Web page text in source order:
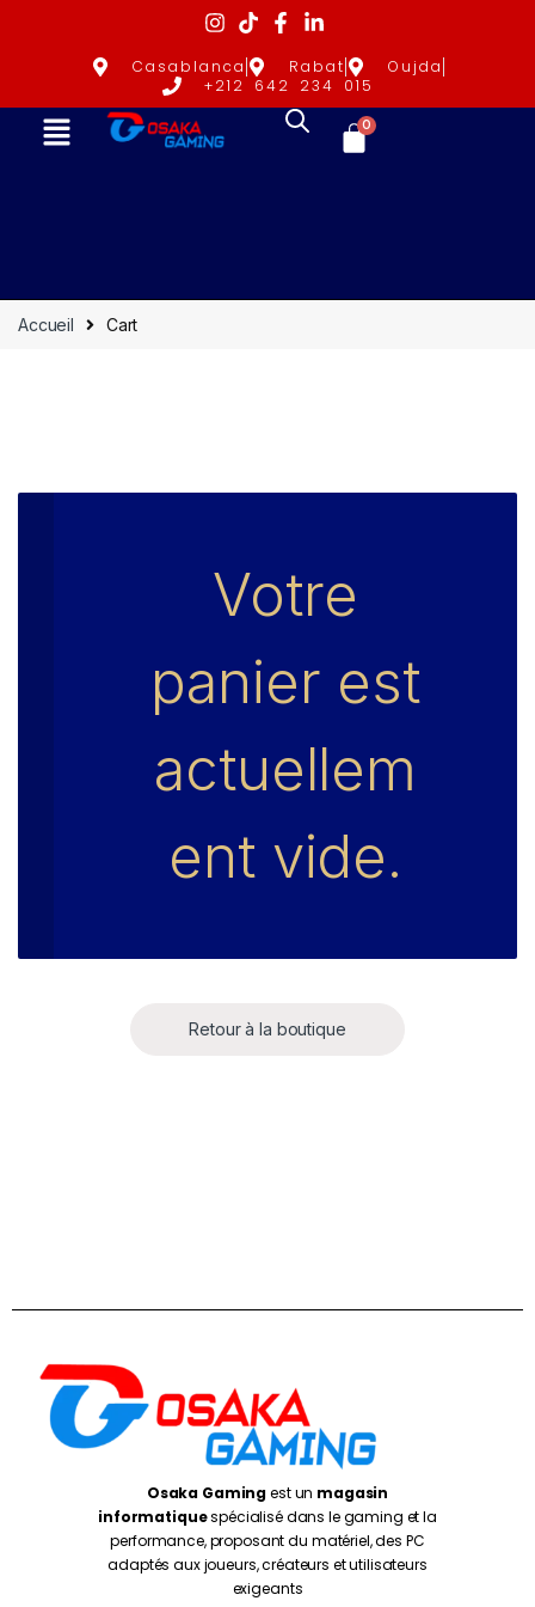
Casablanca Rabat
Oujda
+212 642 234 015
0
Accueil Cart
Votre
panier est
actuellem
ent vide.
Retour à la boutique
Osaka Gamingest un magasin
informatiquespécialisé dans le gaming et la
performance, proposant du matériel, des PC
adaptés aux joueurs, créateurs et utilisateurs
exigeants